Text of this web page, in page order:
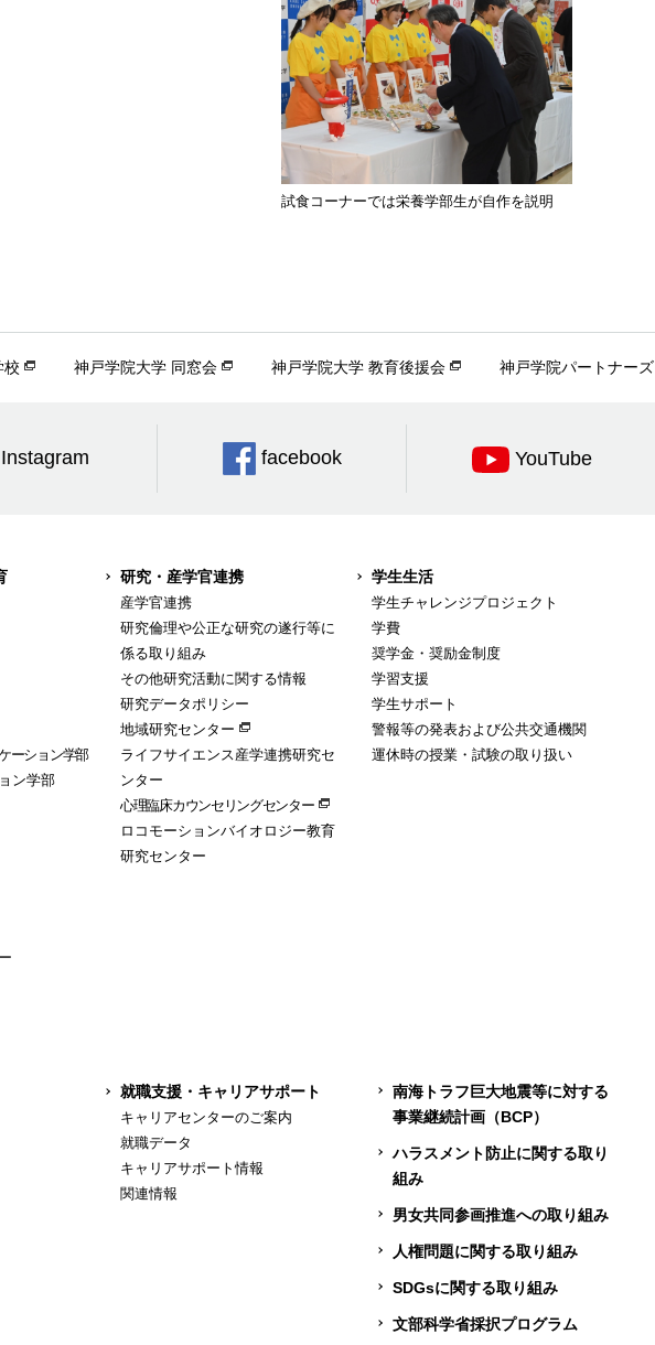
試食コーナーでは栄養学部生が自作を説明
校 神戸学院大学 同窓会 神戸学院大学 教育後援会 神戸学院パートナーズ
Instagram facebook YouTube
ーション学部
ン学部
研究・産学官連携
産学官連携
研究倫理や公正な研究の遂行等に
係る取り組み
その他研究活動に関する情報
研究データポリシー
地域研究センター
ライフサイエンス産学連携研究セ
ンター
心理臨床カウンセリングセンター
ロコモーションバイオロジー教育
研究センター
学生生活
学生チャレンジプロジェクト
学費
奨学金・奨励金制度
学習支援
学生サポート
警報等の発表および公共交通機関
運休時の授業・試験の取り扱い
就職支援・キャリアサポート
キャリアセンターのご案内
就職データ
キャリアサポート情報
関連情報
南海トラフ巨大地震等に対する
事業継続計画（BCP）
ハラスメント防止に関する取り
組み
男女共同参画推進への取り組み
人権問題に関する取り組み
SDGsに関する取り組み
文部科学省採択プログラム